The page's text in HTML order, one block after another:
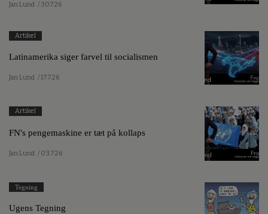
Jan Lund / 30.7.26
Artikel
Latinamerika siger farvel til socialismen
Jan Lund / 17.7.26
Artikel
FN's pengemaskine er tæt på kollaps
Jan Lund / 03.7.26
Tegning
Ugens Tegning